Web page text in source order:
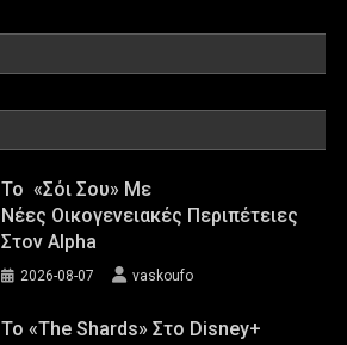
Το «Σόι Σου» Με
Νέες Οικογενειακές Περιπέτειες
Στον Alpha
2026-08-07 vaskoufo
To «The Shards» Στο Disney+